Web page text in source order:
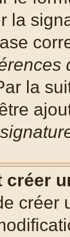
la
la
créer
créer